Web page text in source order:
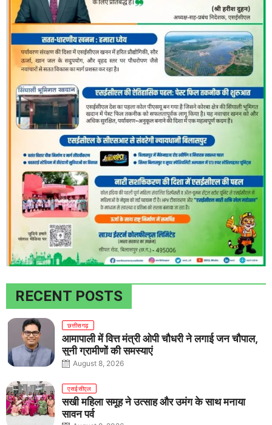
RECENT POSTS
छत्तीसगढ़
आमापाली में वित्त मंत्री ओपी चौधरी ने लगाई जन चौपाल,
सुनी ग्रामीणों की समस्याएं
August 8, 2026
एसईसीएल
सखी महिला समूह ने उत्साह और उमंग के साथ मनाया
सावन पर्व